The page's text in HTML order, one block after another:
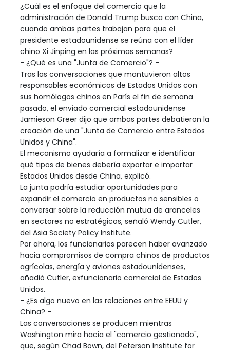
¿Cuál es el enfoque del comercio que la
administración de Donald Trump busca con China,
cuando ambas partes trabajan para que el
presidente estadounidense se reúna con el líder
chino Xi Jinping en las próximas semanas?
- ¿Qué es una "Junta de Comercio"? -
Tras las conversaciones que mantuvieron altos
responsables económicos de Estados Unidos con
sus homólogos chinos en París el fin de semana
pasado, el enviado comercial estadounidense
Jamieson Greer dijo que ambas partes debatieron la
creación de una "Junta de Comercio entre Estados
Unidos y China".
El mecanismo ayudaría a formalizar e identificar
qué tipos de bienes debería exportar e importar
Estados Unidos desde China, explicó.
La junta podría estudiar oportunidades para
expandir el comercio en productos no sensibles o
conversar sobre la reducción mutua de aranceles
en sectores no estratégicos, señaló Wendy Cutler,
del Asia Society Policy Institute.
Por ahora, los funcionarios parecen haber avanzado
hacia compromisos de compra chinos de productos
agrícolas, energía y aviones estadounidenses,
añadió Cutler, exfuncionario comercial de Estados
Unidos.
- ¿Es algo nuevo en las relaciones entre EEUU y
China? -
Las conversaciones se producen mientras
Washington mira hacia el "comercio gestionado",
que, según Chad Bown, del Peterson Institute for